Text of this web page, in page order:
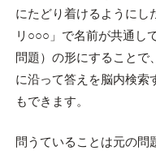
にたどり着けるようにし
リ○○○」で名前が共通し
問題）の形にすることで
に沿って答えを脳内検索
もできます。
問うていることは元の問